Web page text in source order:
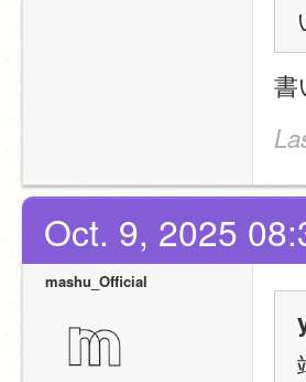
書
Oct. 9, 2025
mashu_Official